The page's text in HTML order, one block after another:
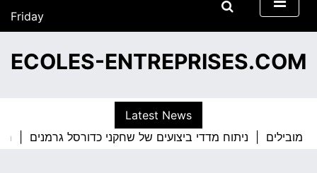
Friday
01/05/2026
17:55
ECOLES-ENTREPRISES.COM
Latest News
ניתוח מדדי ביצועים של שחקני כדורסל גרמנים |